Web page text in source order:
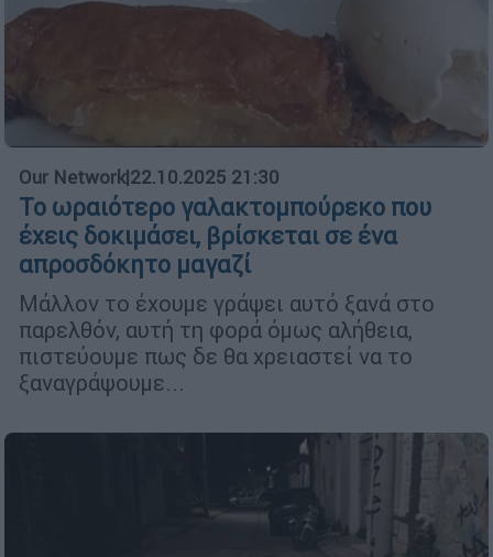
Our Network|22.10.2025 21:30
Το ωραιότερο γαλακτομπούρεκο που
έχεις δοκιμάσει, βρίσκεται σε ένα
απροσδόκητο μαγαζί
Μάλλον το έχουμε γράψει αυτό ξανά στο
παρελθόν, αυτή τη φορά όμως αλήθεια,
πιστεύουμε πως δε θα χρειαστεί να το
ξαναγράψουμε...